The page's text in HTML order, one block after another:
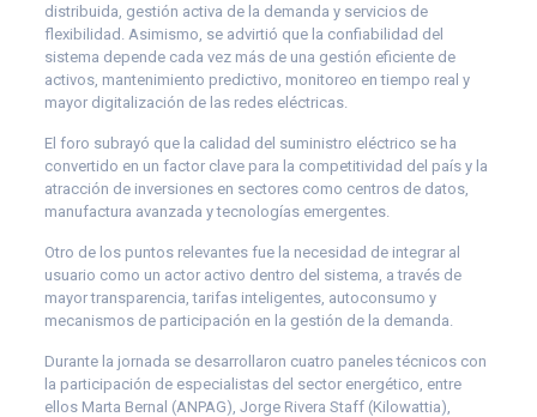
distribuida, gestión activa de la demanda y servicios de
flexibilidad. Asimismo, se advirtió que la confiabilidad del
sistema depende cada vez más de una gestión eficiente de
activos, mantenimiento predictivo, monitoreo en tiempo real y
mayor digitalización de las redes eléctricas.
El foro subrayó que la calidad del suministro eléctrico se ha
convertido en un factor clave para la competitividad del país y la
atracción de inversiones en sectores como centros de datos,
manufactura avanzada y tecnologías emergentes.
Otro de los puntos relevantes fue la necesidad de integrar al
usuario como un actor activo dentro del sistema, a través de
mayor transparencia, tarifas inteligentes, autoconsumo y
mecanismos de participación en la gestión de la demanda.
Durante la jornada se desarrollaron cuatro paneles técnicos con
la participación de especialistas del sector energético, entre
ellos Marta Bernal (ANPAG), Jorge Rivera Staff (Kilowattia),